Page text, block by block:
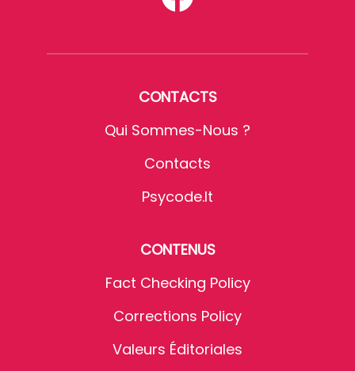
CONTACTS
Qui Sommes-Nous ?
Contacts
Psycode.it
CONTENUS
Fact Checking Policy
Corrections Policy
Valeurs Éditoriales